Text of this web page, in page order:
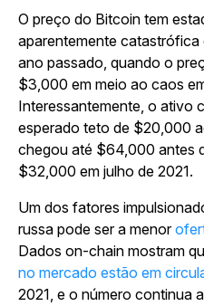
O preço do Bitcoin tem
aparentemente
ano passado, quando o
$3,000 em meio ao caos
Interessantemente, o ativo
esperado teto de $20,000
chegou até $64,000 antes
$32,000 em julho de 2021.
Um dos fatores
russa pode ser a menor
Dados on-chain mostram
no mercado estão em
2021, e o número continua